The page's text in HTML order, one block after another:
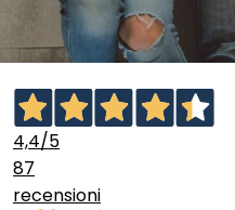
4,4/5
87
recensioni